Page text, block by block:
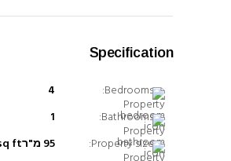
Specification
Bedrooms:
4
Bathrooms:
1
Property size:
95 מ"רsq ft